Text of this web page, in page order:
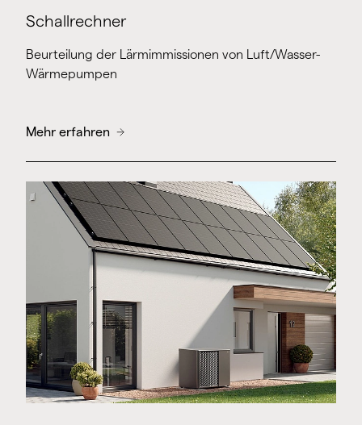
Schallrechner
Beurteilung der Lärmimmissionen von Luft/Wasser-
Wärmepumpen
Mehr erfahren